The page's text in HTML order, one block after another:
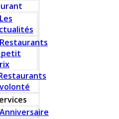
Les
Restaurants
petit
Anniversaire